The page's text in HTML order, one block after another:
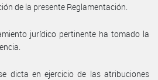
de la presente Reglamentación.
jurídico pertinente ha tomado la
dicta en ejercicio de las atribuciones